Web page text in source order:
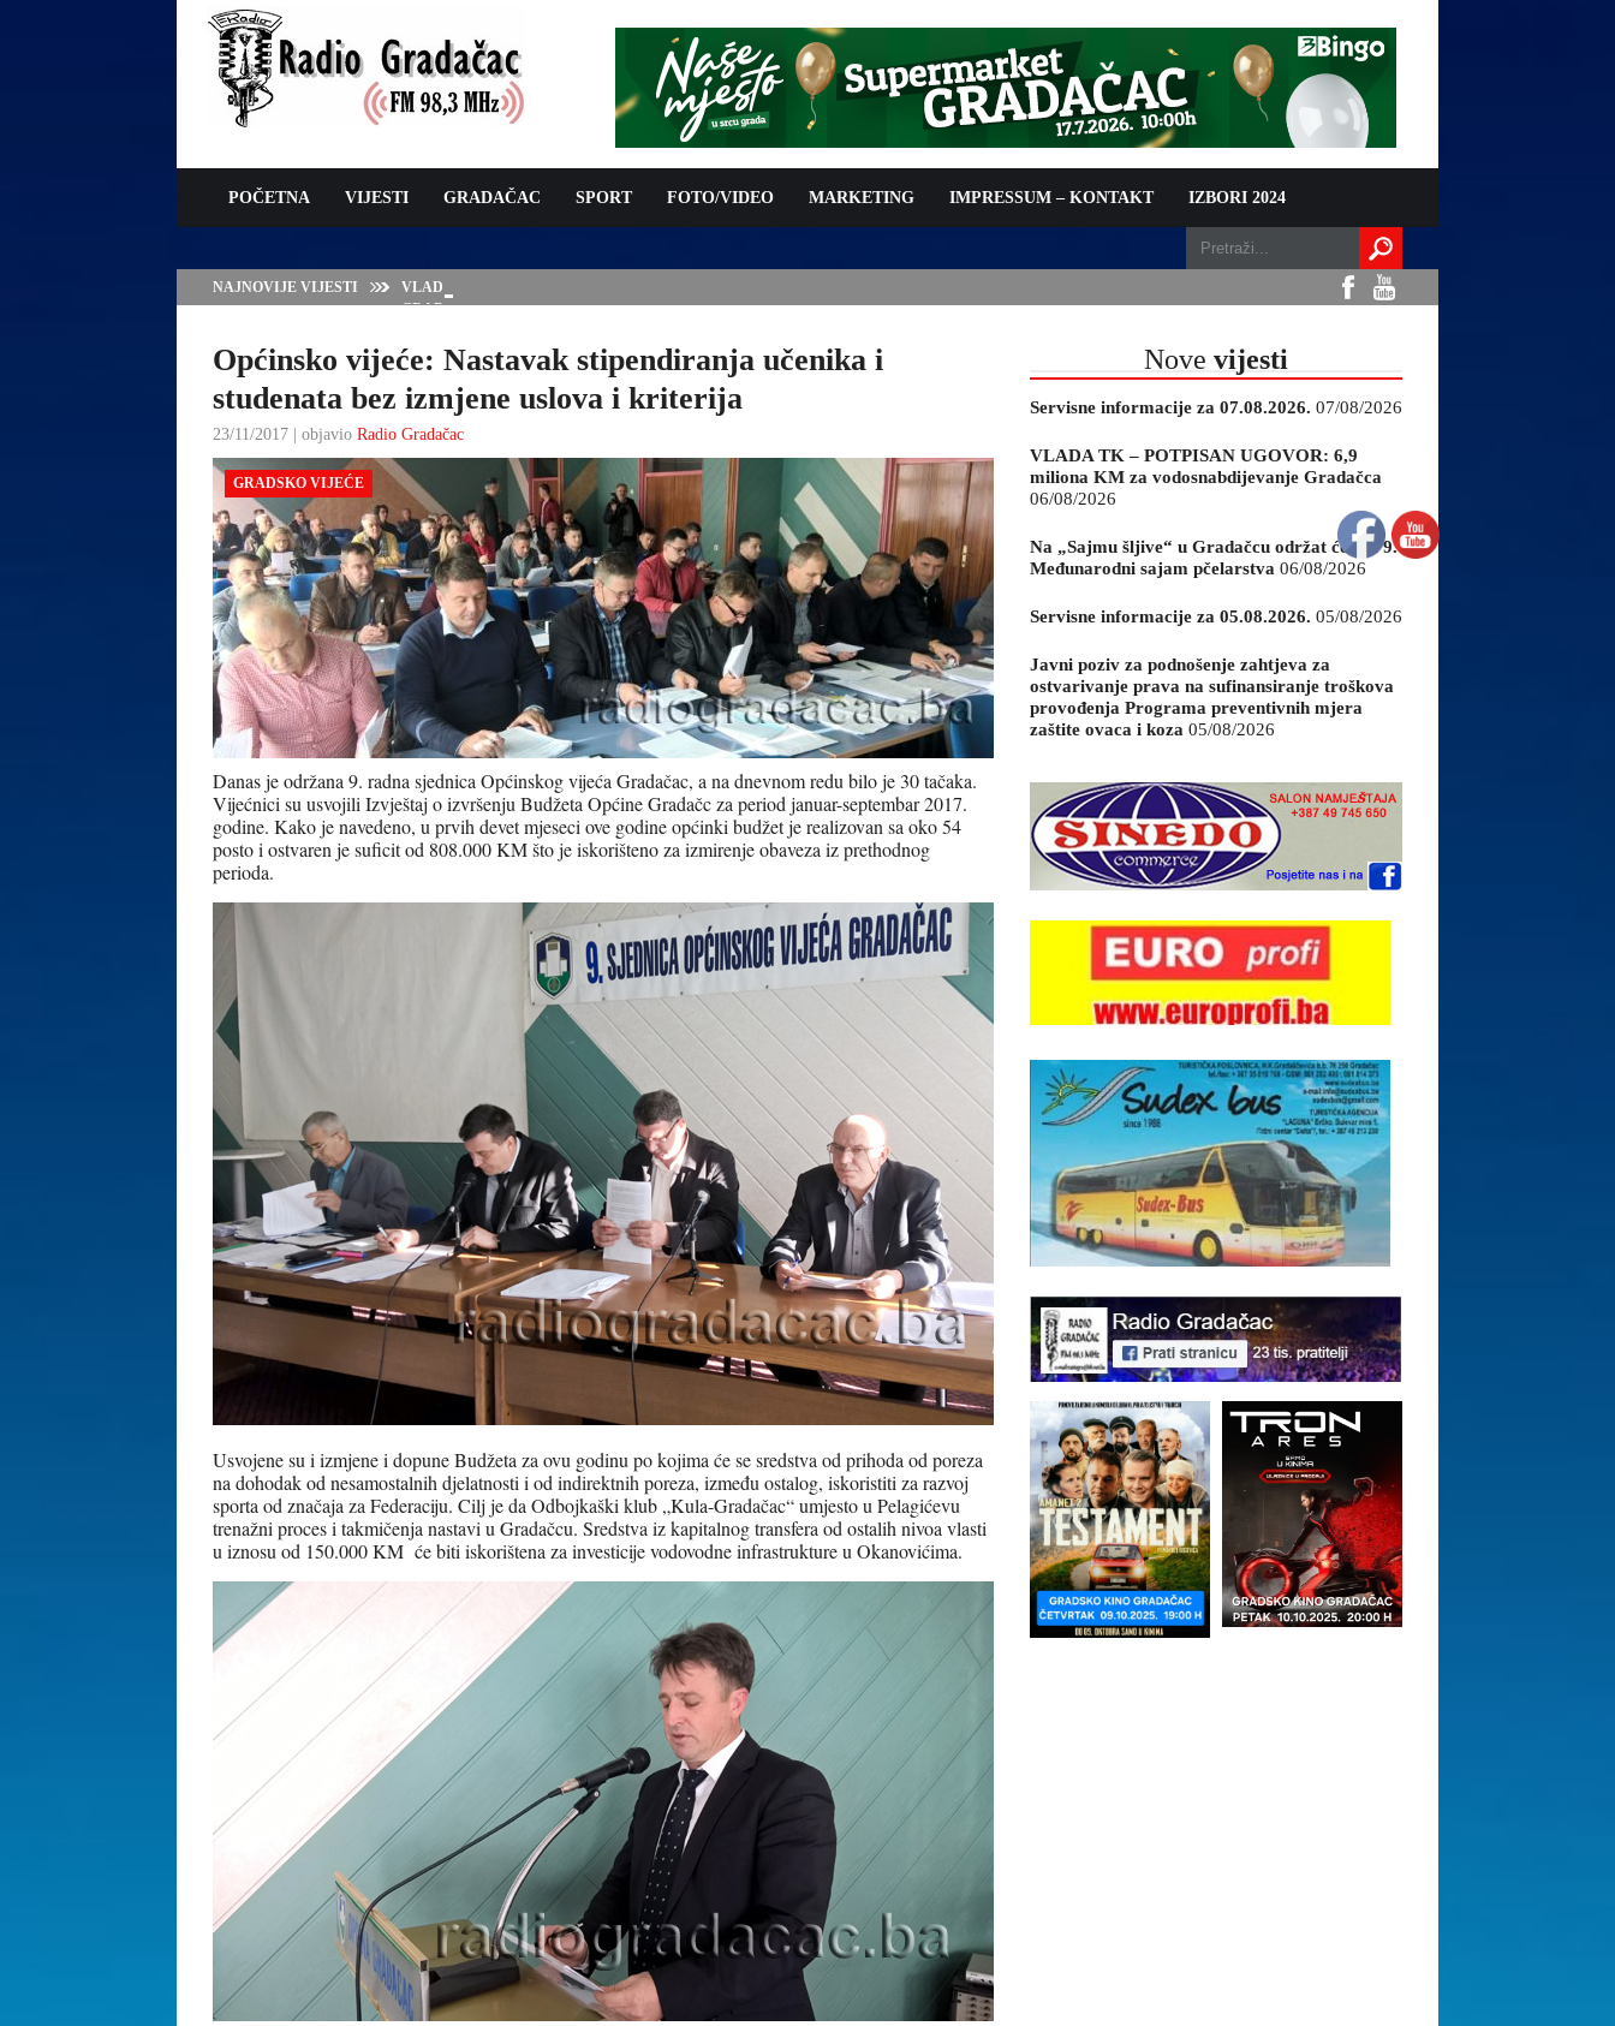
POČETNA VIJESTI GRADAČAC SPORT FOTO/VIDEO MARKETING IMPRESSUM – KONTAKT IZBORI 2024
NAJNOVIJE VIJESTI
VLADA TK – POTPISAN UGOVOR: 6,9 MILIONA KM ZA VODOSNABDIJEVANJE
GRADAČCA
Općinsko vijeće: Nastavak stipendiranja učenika i
studenata bez izmjene uslova i kriterija
23/11/2017 | objavio Radio Gradačac
GRADSKO VIJEĆE
Danas je održana 9. radna sjednica Općinskog vijeća Gradačac, a na dnevnom redu bilo je 30 tačaka.
Vijećnici su usvojili Izvještaj o izvršenju Budžeta Općine Gradačc za period januar-septembar 2017.
godine. Kako je navedeno, u prvih devet mjeseci ove godine općinki budžet je realizovan sa oko 54
posto i ostvaren je suficit od 808.000 KM što je iskorišteno za izmirenje obaveza iz prethodnog
perioda.
Usvojene su i izmjene i dopune Budžeta za ovu godinu po kojima će se sredstva od prihoda od poreza
na dohodak od nesamostalnih djelatnosti i od indirektnih poreza, između ostalog, iskoristiti za razvoj
sporta od značaja za Federaciju. Cilj je da Odbojkaški klub „Kula-Gradačac“ umjesto u Pelagićevu
trenažni proces i takmičenja nastavi u Gradačcu. Sredstva iz kapitalnog transfera od ostalih nivoa vlasti
u iznosu od 150.000 KM će biti iskorištena za investicije vodovodne infrastrukture u Okanovićima.
Nove vijesti
Servisne informacije za 07.08.2026. 07/08/2026
VLADA TK – POTPISAN UGOVOR: 6,9
miliona KM za vodosnabdijevanje Gradačca
06/08/2026
Na „Sajmu šljive“ u Gradačcu održat će se i 9.
Međunarodni sajam pčelarstva 06/08/2026
Servisne informacije za 05.08.2026. 05/08/2026
Javni poziv za podnošenje zahtjeva za
ostvarivanje prava na sufinansiranje troškova
provođenja Programa preventivnih mjera
zaštite ovaca i koza 05/08/2026